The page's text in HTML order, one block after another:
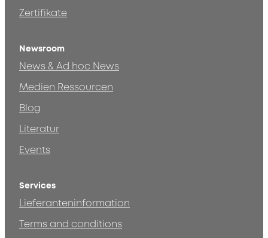
Zertifikate
Newsroom
News & Ad hoc News
Medien Ressourcen
Blog
Literatur
Events
Services
Lieferanteninformation
Terms and conditions